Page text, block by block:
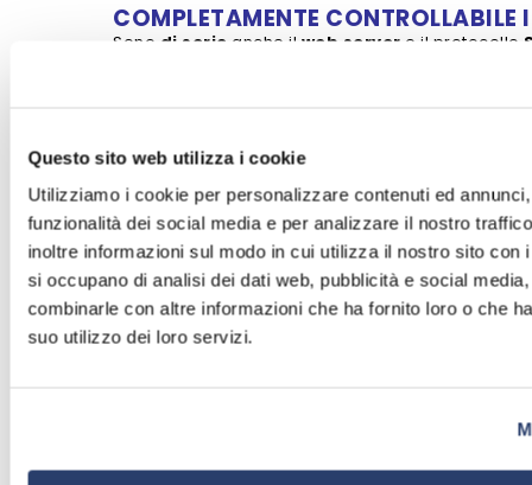
Questo sito web utilizza i cookie
Utilizziamo i cookie per personalizzare contenuti ed
funzionalità dei social media e per analizzare il nostro
inoltre informazioni sul modo in cui utilizza il nostro sito con
si occupano di analisi dei dati web, pubblicità e social
combinarle con altre informazioni che ha fornito loro o che
suo utilizzo dei loro servizi.
COMPLETAMENTE CONTROLLABILE
Sono di serie anche il web server e il protocollo
macchina, ma solo in casi estremi. Un grande
denaro
MAI SENZA MODULAZIONE
L’audio exchanger integrato di serie, in caso
segnale audio di modulazione, commuta
riserva. Ma non basta: sempre di serie
, ci sono
modulazione di backup. Potete utilizzare un
LANo unaplaylist audio MP3